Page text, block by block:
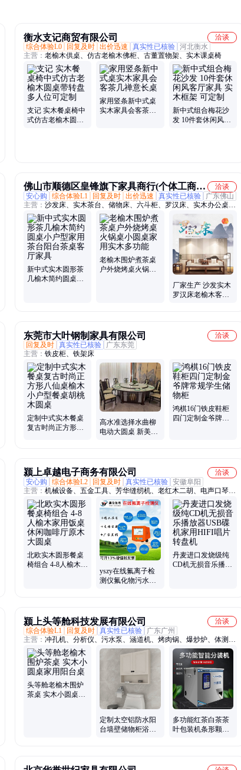
衡水支记商贸有限公司
洽谈
综合体验L0
回复及时 出价迅速 真实性已核验 河北衡水
主营： 老榆木供桌、仿古老榆木佛柜、古董置物架、实木课桌椅
支记 实木餐桌椅中
式仿古老榆木圆桌
家用竖条新中式桌
实木家具会客茶几
新中式组合梅花沙
发 10件套休闲风客
佛山市顺德区皇锋旗下家具商行(个体工商
户)
洽谈
安心购
综合体验L1 回复及时 出价迅速 真实性已核验
广东佛山
主营： 沙发床、实木茶台、储物床、六斗柜、罗汉床、实木办公桌、
展示柜、流水茶台、火锅桌、电动餐桌、实木大板、民宿家具、电脑
桌、双人床、装饰柜、单人床、博古架、踏步床、组合柜、泡茶台、
小推车、大班台、理疗床、榻榻米、玻璃门
新中式实木圆形茶
几榆木简约圆桌小
老榆木围炉煮茶桌
户外烧烤桌火锅桌
厂家生产 沙发实木
罗汉床老榆木客厅
东莞市大叶钢制家具有限公司
洽谈
回复及时 真实性已核验
广东东莞
主营： 铁皮柜、铁架床
定制中式实木餐桌
复古时尚正方形八
高水准选择水曲柳
电动大圆桌 新美式
鸿棋16门铁皮鞋柜
四门定制金爷牌常
颍上卓越电子商务有限公司
洽谈
安心购
综合体验L2 回复及时 真实性已核验 安徽阜阳
主营： 机械设备、五金工具、芳华缝纫机、老红木二胡、电声口琴、
锁车器、门禁卡读卡器、雅马哈电子琴、数字功放机、马头琴、空气
能热水器、雅马哈竖笛、红花梨扬琴、全干式潜水镜、爱普生投影
仪、平面抛光机、平口钳、砂轮机、小提琴、鼓风机、风炮机、充气
泵
北欧实木圆形餐桌
椅组合 4-8人榆木家
yszy在线氟离子检
测仪氟化物污水水
丹麦进口发烧级纯
CD机无损音乐播放
颍上头等舱科技发展有限公司
洽谈
综合体验L1
回复及时 真实性已核验
广东广州
主营： 冲孔机、分析仪、污水泵、涵道机、烤肉锅、爆炒炉、体测
仪、茶边柜、床围栏、摄像头、雾化机、抽气罩、修剪机、冲牙器、
除草机、除尘除、洗牙器、清洁仪、钥匙扣、电子秤、电磁钻、三轮
车、电热杯、茶桌边、展示柜
头等舱老榆木围炉
茶桌 实木小圆桌家
定制太空铝防水阳
台墙壁储物柜浴室
多功能红茶白茶茶
叶包装机条形颗粒